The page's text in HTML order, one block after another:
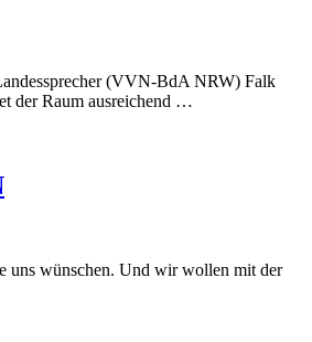
(VVN-BdA NRW) Falk
der Raum ausreichend …
uns wünschen. Und wir wollen mit der